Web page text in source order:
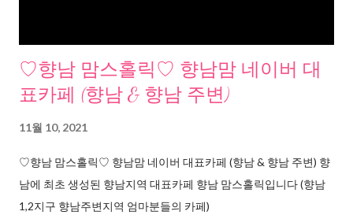
♡향남 맘스홀릭♡ 향남맘 네이버 대
표카페 (향남 & 향남 주변)
11월 10, 2021
♡향남 맘스홀릭♡ 향남맘 네이버 대표카페 (향남 & 향남 주변) 향
남에 최초 생성된 향남지역 대표카페 향남 맘스홀릭입니다 (향남
1,2지구 향남주변지역 엄마분들의 카페)